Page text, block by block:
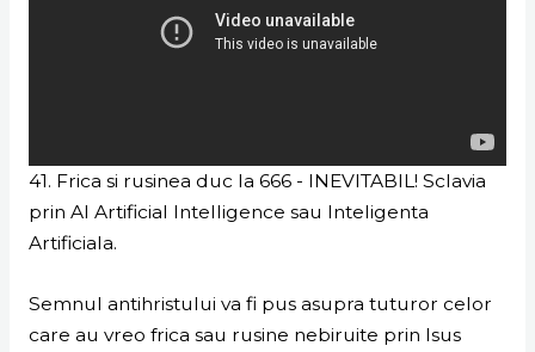
41. Frica si rusinea duc la 666 - INEVITABIL! Sclavia
prin AI Artificial Intelligence sau Inteligenta
Artificiala.
Semnul antihristului va fi pus asupra tuturor celor
care au vreo frica sau rusine nebiruite prin Isus